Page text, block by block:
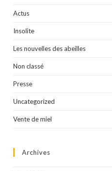
Actus
Insolite
Les nouvelles des abeilles
Non classé
Presse
Uncategorized
Vente de miel
Archives